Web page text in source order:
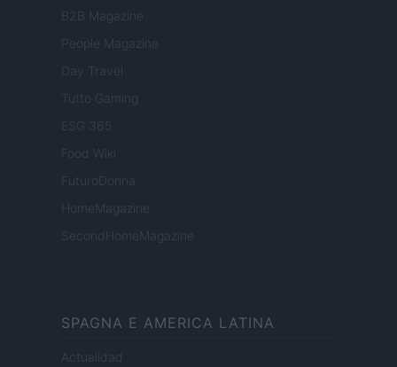
B2B Magazine
People Magazine
Day Travel
Tutto Gaming
ESG 365
Food Wiki
FuturoDonna
HomeMagazine
SecondHomeMagazine
SPAGNA E AMERICA LATINA
Actualidad